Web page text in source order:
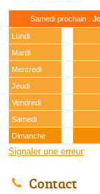
Samedi prochain :
Lundi
Mardi
Mercredi
Jeudi
Vendredi
Samedi
Dimanche
Signaler une erreur
Contact